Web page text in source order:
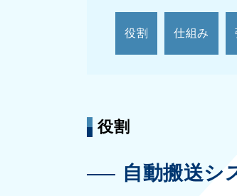
役割 仕組み
役割
自動搬送シ